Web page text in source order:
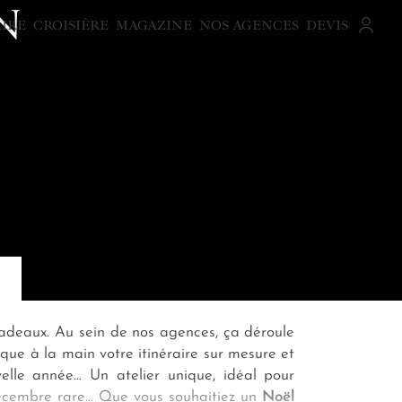
CROISIÈRE MAGAZINE NOS AGENCES DEVIS
Au sein de nos agences, ça déroule
à la main votre itinéraire sur mesure et
année… Un atelier unique, idéal pour
rare… Que vous souhaitiez un Noël